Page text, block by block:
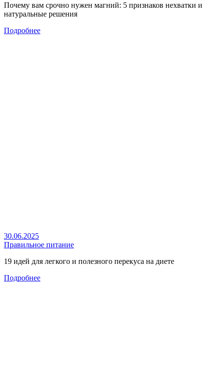
Почему вам срочно нужен магний: 5 признаков нехватки и
натуральные решения
Подробнее
30.06.2025
Правильное питание
19 идей для легкого и полезного перекуса на диете
Подробнее